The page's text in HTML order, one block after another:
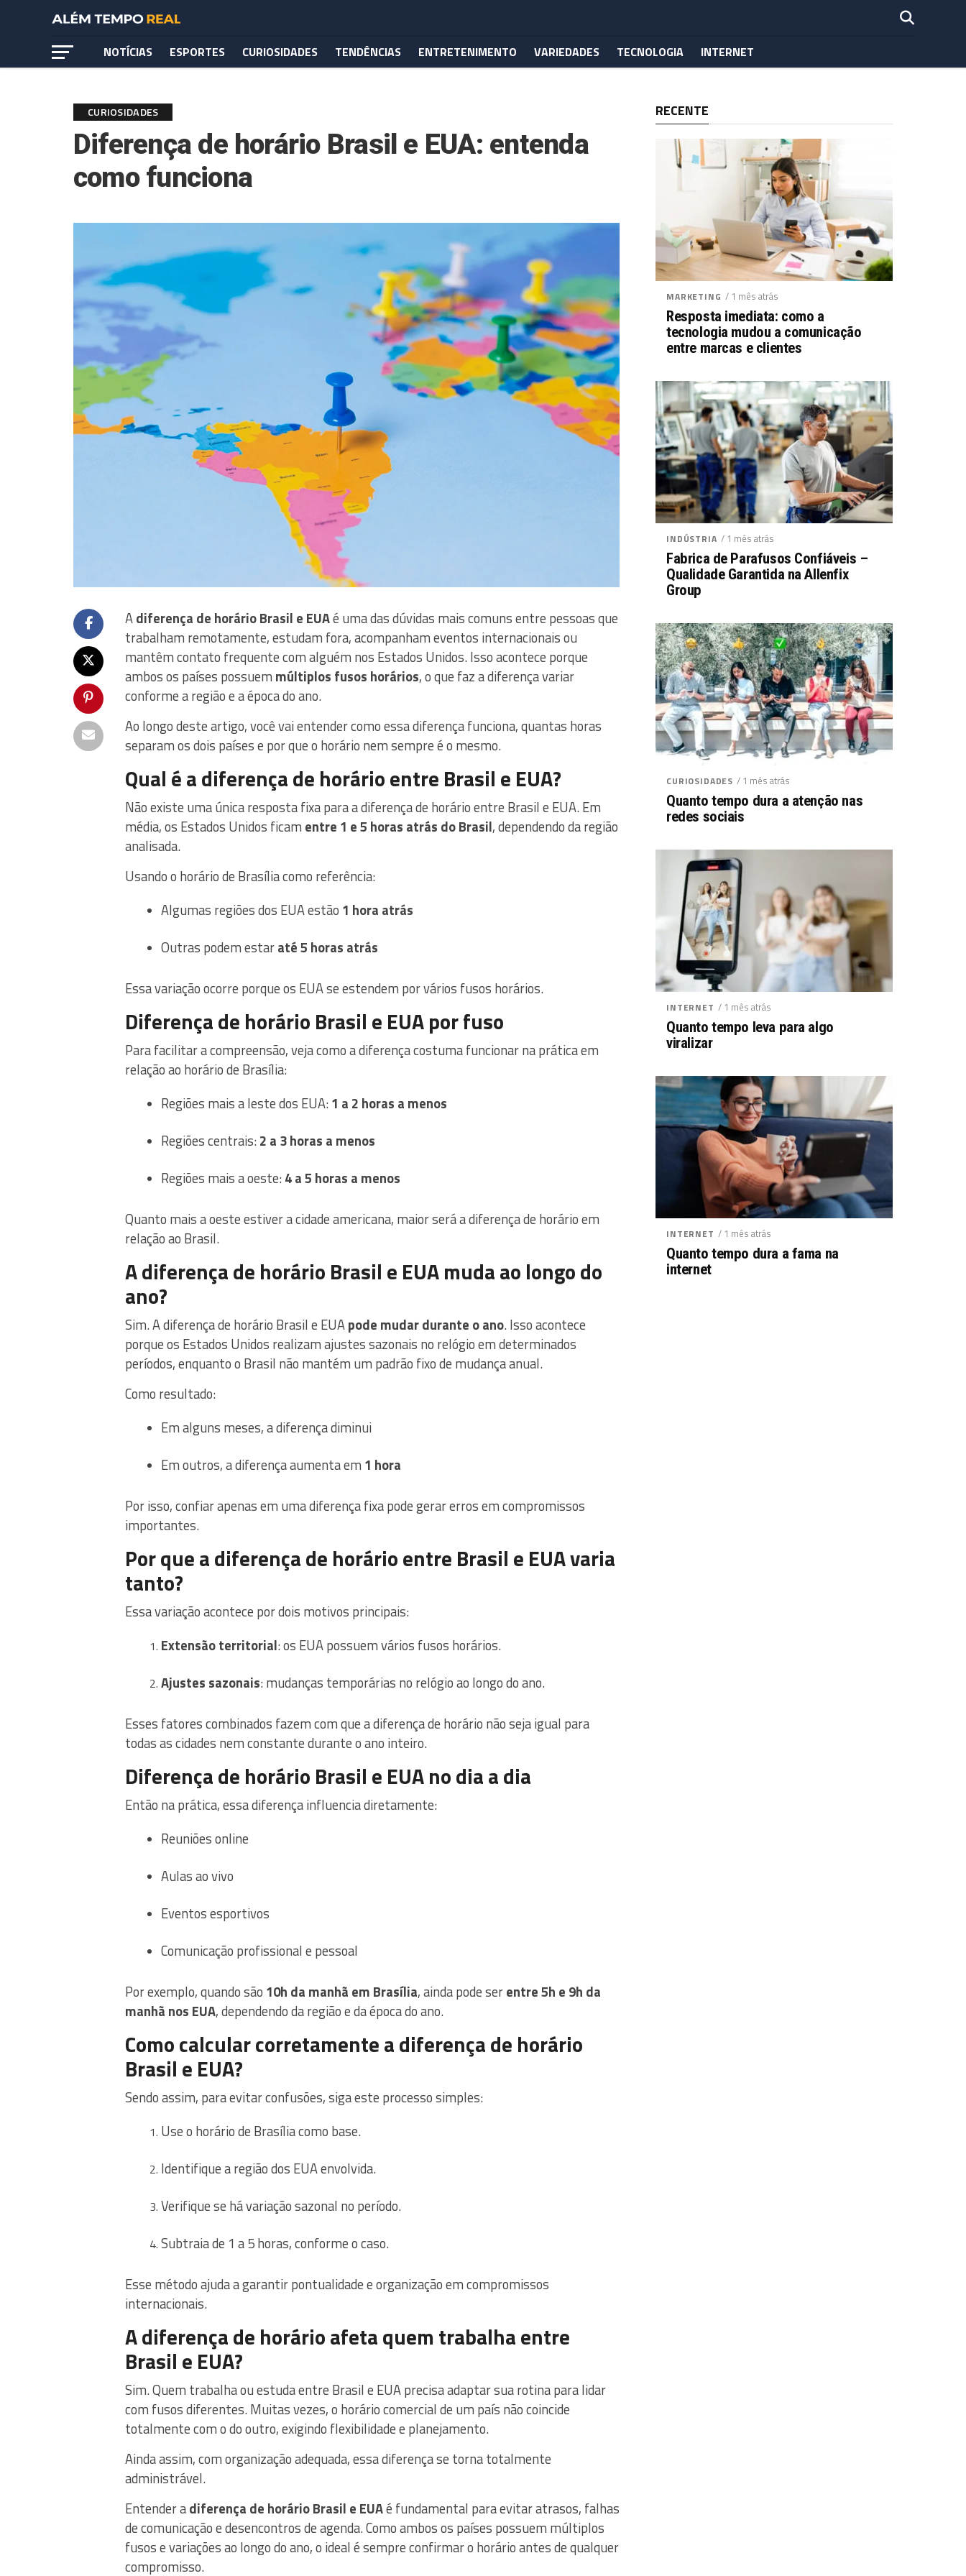
NOTÍCIAS ESPORTES CURIOSIDADES TENDÊNCIAS ENTRETENIMENTO VARIEDADES TECNOLOGIA INTERNET
CURIOSIDADES
Diferença de horário Brasil e EUA: entenda
como funciona
Adiferença de horário Brasil e EUAé uma das dúvidas mais comuns entre pessoas que
trabalham remotamente, estudam fora, acompanham eventos internacionais ou
mantêm contato frequente com alguém nos Estados Unidos. Isso acontece porque
ambos os países possuem múltiplos fusos horários, o que faz a diferença variar
conforme a região e a época do ano.
Ao longo deste artigo, você vai entender como essa diferença funciona, quantas horas
separam os dois países e por que o horário nem sempre é o mesmo.
Qual é a diferença de horário entre Brasil e EUA?
Não existe uma única resposta fixa para a diferença de horário entre Brasil e EUA. Em
média, os Estados Unidos ficam entre 1 e 5 horas atrás do Brasil, dependendo da região
analisada.
Usando o horário de Brasília como referência:
Algumas regiões dos EUA estão 1 hora atrás
Outras podem estaraté 5 horas atrás
Essa variação ocorre porque os EUA se estendem por vários fusos horários.
Diferença de horário Brasil e EUA por fuso
Para facilitar a compreensão, veja como a diferença costuma funcionar na prática em
relação ao horário de Brasília:
Regiões mais a leste dos EUA:1 a 2 horas a menos
Regiões centrais:2 a 3 horas a menos
Regiões mais a oeste:4 a 5 horas a menos
Quanto mais a oeste estiver a cidade americana, maior será a diferença de horário em
relação ao Brasil.
A diferença de horário Brasil e EUA muda ao longo do
ano?
Sim. A diferença de horário Brasil e EUApode mudar durante o ano. Isso acontece
porque os Estados Unidos realizam ajustes sazonais no relógio em determinados
períodos, enquanto o Brasil não mantém um padrão fixo de mudança anual.
Como resultado:
Em alguns meses, a diferença diminui
Em outros, a diferença aumenta em 1 hora
Por isso, confiar apenas em uma diferença fixa pode gerar erros em compromissos
importantes.
Por que a diferença de horário entre Brasil e EUA varia
tanto?
Essa variação acontece por dois motivos principais:
Extensão territorial: os EUA possuem vários fusos horários.
Ajustes sazonais: mudanças temporárias no relógio ao longo do ano.
Esses fatores combinados fazem com que a diferença de horário não seja igual para
todas as cidades nem constante durante o ano inteiro.
Diferença de horário Brasil e EUA no dia a dia
Então na prática, essa diferença influencia diretamente:
Reuniões online
Aulas ao vivo
Eventos esportivos
Comunicação profissional e pessoal
Por exemplo, quando são 10h da manhã em Brasília, ainda pode serentre 5h e 9h da
manhã nos EUA, dependendo da região e da época do ano.
Como calcular corretamente a diferença de horário
Brasil e EUA?
Sendo assim, para evitar confusões, siga este processo simples:
Use o horário de Brasília como base.
Identifique a região dos EUA envolvida.
Verifique se há variação sazonal no período.
Subtraia de 1 a 5 horas, conforme o caso.
Esse método ajuda a garantir pontualidade e organização em compromissos
internacionais.
A diferença de horário afeta quem trabalha entre
Brasil e EUA?
Sim. Quem trabalha ou estuda entre Brasil e EUA precisa adaptar sua rotina para lidar
com fusos diferentes. Muitas vezes, o horário comercial de um país não coincide
totalmente com o do outro, exigindo flexibilidade e planejamento.
Ainda assim, com organização adequada, essa diferença se torna totalmente
administrável.
Entender adiferença de horário Brasil e EUAé fundamental para evitar atrasos, falhas
de comunicação e desencontros de agenda. Como ambos os países possuem múltiplos
fusos e variações ao longo do ano, o ideal é sempre confirmar o horário antes de qualquer
compromisso.
RECENTE
MARKETING / 1 mês atrás
Resposta imediata: como a
tecnologia mudou a comunicação
entre marcas e clientes
INDÚSTRIA / 1 mês atrás
Fabrica de Parafusos Confiáveis –
Qualidade Garantida na Allenfix
Group
CURIOSIDADES / 1 mês atrás
Quanto tempo dura a atenção nas
redes sociais
INTERNET / 1 mês atrás
Quanto tempo leva para algo
viralizar
INTERNET / 1 mês atrás
Quanto tempo dura a fama na
internet